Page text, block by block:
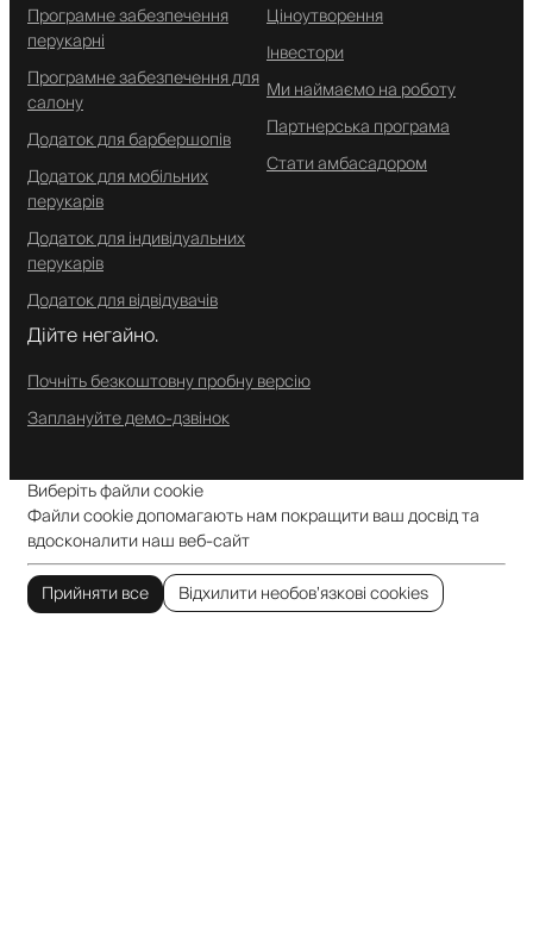
Програмне забезпечення
перукарні
Програмне забезпечення для
салону
Додаток для барбершопів
Додаток для мобільних
перукарів
Додаток для індивідуальних
перукарів
Додаток для відвідувачів
Ціноутворення
Інвестори
Ми наймаємо на роботу
Партнерська програма
Стати амбасадором
Дійте негайно.
Почніть безкоштовну пробну версію
Заплануйте демо-дзвінок
Виберіть файли cookie
Файли cookie допомагають нам покращити ваш досвід та
вдосконалити наш веб-сайт
Прийняти все
Відхилити необов’язкові cookies